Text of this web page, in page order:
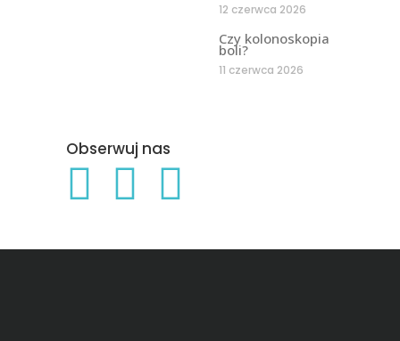
12 czerwca 2026
Czy kolonoskopia
boli?
11 czerwca 2026
Obserwuj nas